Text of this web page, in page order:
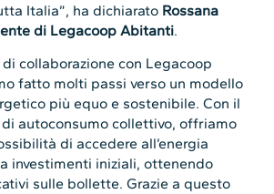
Italia”, ha dichiarato Rossana
di Legacoop Abitanti.
collaborazione con Legacoop
fatto molti passi verso un modello
più equo e sostenibile. Con il
autoconsumo collettivo, offriamo
di accedere all’energia
investimenti iniziali, ottenendo
sulle bollette. Grazie a questo